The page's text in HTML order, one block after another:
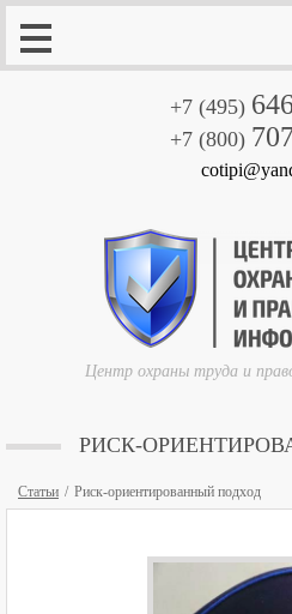
+7 (495)
+7 (800)
Центр охраны труда и
РИСК-
Статьи Риск-ориентированный подход